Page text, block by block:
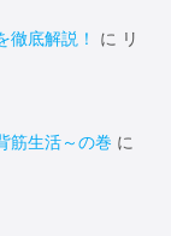
底解説！ に リ
筋生活～の巻 に